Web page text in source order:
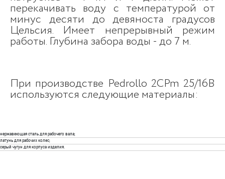
перекачивать воду с температурой от
минус десяти до девяноста градусов
Цельсия. Имеет непрерывный режим
работы. Глубина забора воды - до 7 м.
При производстве Pedrollo 2CPm 25/16B
используются следующие материалы:
нержавеющая сталь для рабочего вала;
латунь для рабочих колес;
серый чугун для корпуса изделия.